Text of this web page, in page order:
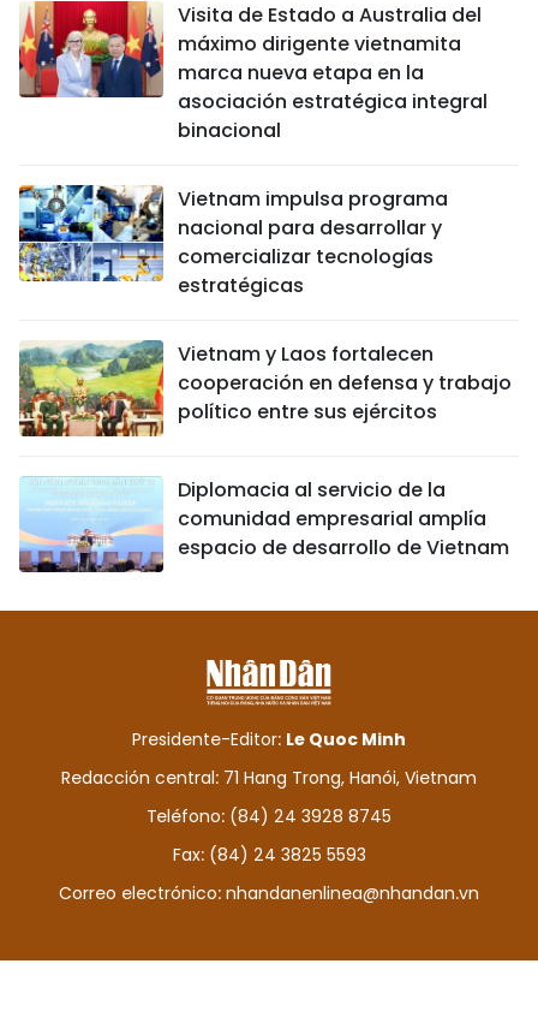
Visita de Estado a Australia del
máximo dirigente vietnamita
marca nueva etapa en la
asociación estratégica integral
binacional
Vietnam impulsa programa
nacional para desarrollar y
comercializar tecnologías
estratégicas
Vietnam y Laos fortalecen
cooperación en defensa y trabajo
político entre sus ejércitos
Diplomacia al servicio de la
comunidad empresarial amplía
espacio de desarrollo de Vietnam
Presidente-Editor: Le Quoc Minh
Redacción central: 71 Hang Trong, Hanói, Vietnam
Teléfono: (84) 24 3928 8745
Fax: (84) 24 3825 5593
Correo electrónico: nhandanenlinea@nhandan.vn